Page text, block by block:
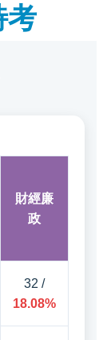
考
財經廉
政
32 /
18.08%